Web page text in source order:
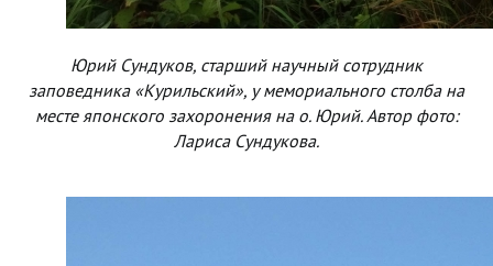
Юрий Сундуков, старший научный сотрудник
заповедника «Курильский», у мемориального столба на
месте японского захоронения на о. Юрий. Автор фото:
Лариса Сундукова.